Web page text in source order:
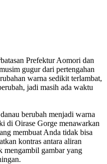
Prefektur Aomori dan
gugur dari pertengahan
warna sedikit terlambat,
jadi masih ada waktu
berubah menjadi warna
di Oirase Gorge menawarkan
membuat Anda tidak bisa
kontras antara aliran
mengambil gambar yang